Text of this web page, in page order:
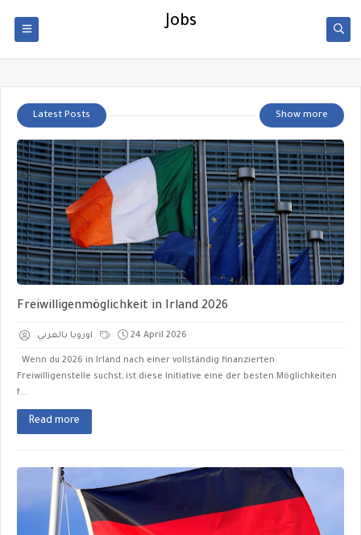
Jobs
Latest Posts Show more
Freiwilligenmöglichkeit in Irland 2026
اوروبا بالعربي 24 April 2026
Wenn du 2026 in Irland nach einer vollständig finanzierten
Freiwilligenstelle suchst, ist diese Initiative eine der besten Möglichkeiten
f...
Read more